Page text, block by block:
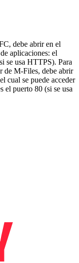
debe abrir en el
aplicaciones: el
se usa HTTPS). Para
de M-Files, debe abrir
cual se puede acceder
el puerto 80 (si se usa